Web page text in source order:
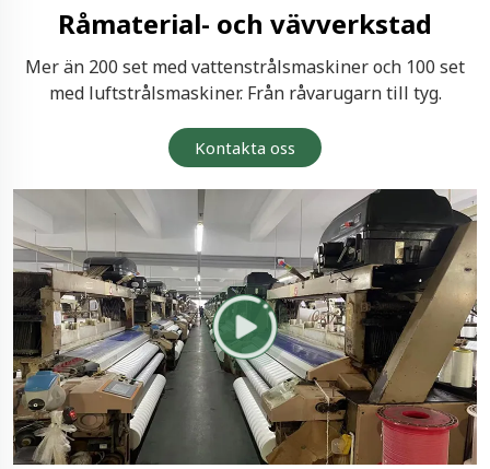
Råmaterial- och vävverkstad
Mer än 200 set med vattenstrålsmaskiner och 100 set
med luftstrålsmaskiner. Från råvarugarn till tyg.
Kontakta oss